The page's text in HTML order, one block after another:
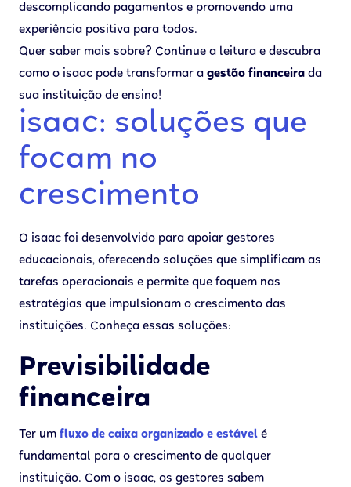
descomplicando pagamentos e promovendo uma
experiência positiva para todos.
Quer saber mais sobre? Continue a leitura e descubra
como o isaac pode transformar a gestão financeira da
sua instituição de ensino!
isaac: soluções que
focam no
crescimento
O isaac foi desenvolvido para apoiar gestores
educacionais, oferecendo soluções que simplificam as
tarefas operacionais e permite que foquem nas
estratégias que impulsionam o crescimento das
instituições. Conheça essas soluções:
Previsibilidade
financeira
Ter um fluxo de caixa organizado e estável é
fundamental para o crescimento de qualquer
instituição. Com o isaac, os gestores sabem